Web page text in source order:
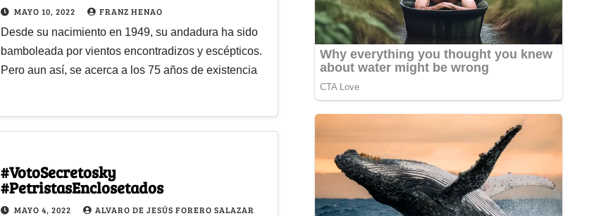
MAYO 10, 2022 FRANZ HENAO
Desde su nacimiento en 1949, su andadura ha sido
bamboleada por vientos encontradizos y escépticos.
Pero aun así, se acerca a los 75 años de existencia
#VotoSecretosky
#PetristasEnclosetados
MAYO 4, 2022 ALVARO DE JESÚS FORERO SALAZAR